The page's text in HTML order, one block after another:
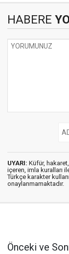
HABERE
UYARI: Küfür,
içeren, imla kuralları
Türkçe karakter
onaylanmamaktadır.
Önceki ve